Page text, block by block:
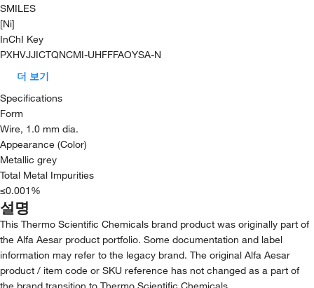
SMILES
[Ni]
InChI Key
PXHVJJICTQNCMI-UHFFFAOYSA-N
더 보기
Specifications
Form
Wire, 1.0 mm dia.
Appearance (Color)
Metallic grey
Total Metal Impurities
≤0.001%
설명
This Thermo Scientific Chemicals brand product was originally part of
the Alfa Aesar product portfolio. Some documentation and label
information may refer to the legacy brand. The original Alfa Aesar
product / item code or SKU reference has not changed as a part of
the brand transition to Thermo Scientific Chemicals.